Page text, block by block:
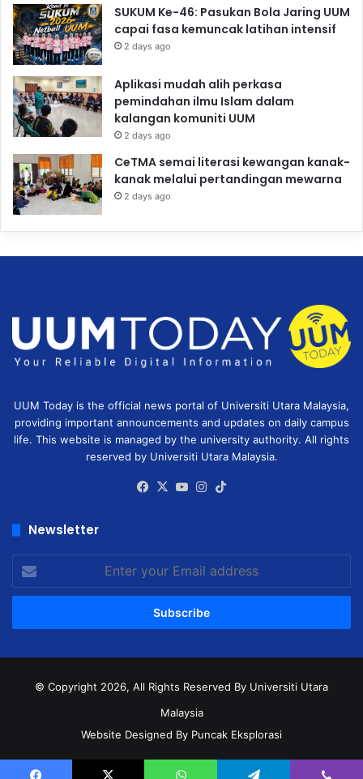
SUKUM Ke-46: Pasukan Bola Jaring UUM
capai fasa kemuncak latihan intensif
2 days ago
Aplikasi mudah alih perkasa
pemindahan ilmu Islam dalam
kalangan komuniti UUM
2 days ago
CeTMA semai literasi kewangan kanak-
kanak melalui pertandingan mewarna
2 days ago
UUM Today is the official news portal of Universiti Utara Malaysia,
providing important announcements and updates on daily campus
life. This website is managed by the university authority. All rights
reserved by Universiti Utara Malaysia.
Facebook
X YouTubeInstagram
Newsletter
Enter
your
Email
© Copyright 2026, All Rights Reserved By Universiti Utara
Malaysia
Website Designed By Puncak Eksplorasi